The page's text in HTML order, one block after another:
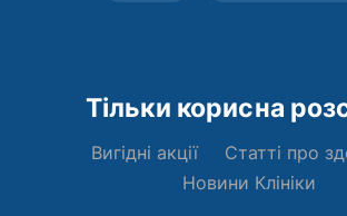
Тільки корисна
Вигідні акції
Статті про
Новини Клініки